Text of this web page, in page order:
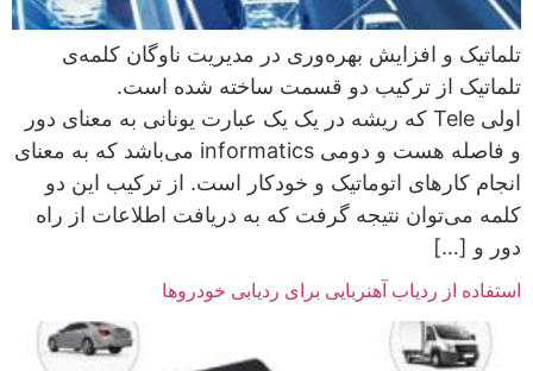
تلماتیک و افزایش بهره‌وری در مدیریت ناوگان کلمه‌‌ی
تلماتیک از ترکیب دو قسمت ساخته شده است.
اولی Tele که ریشه در یک یک عبارت یونانی به معنای دور
و فاصله هست و دومی informatics می‌باشد که به معنای
انجام کارهای اتوماتیک و خودکار است. از ترکیب این دو
کلمه می‌توان نتیجه گرفت که به دریافت اطلاعات از راه
دور و […]
استفاده از ردیاب آهنربایی برای ردیابی خودروها